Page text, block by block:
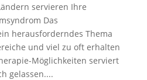
servieren Ihre
Das
herausforderndes Thema
und viel zu oft erhalten
Möglichkeiten serviert
gelassen....